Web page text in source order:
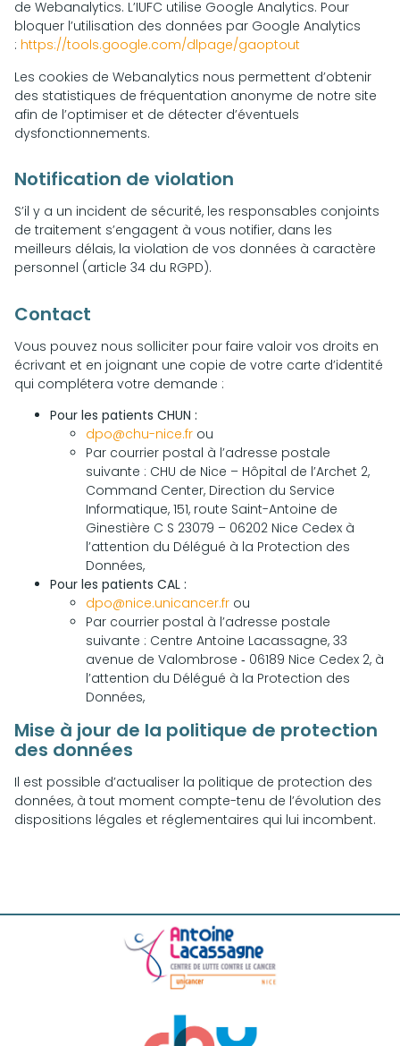
de Webanalytics. L’IUFC utilise Google Analytics. Pour
bloquer l’utilisation des données par Google Analytics
: https://tools.google.com/dlpage/gaoptout
Les cookies de Webanalytics nous permettent d’obtenir
des statistiques de fréquentation anonyme de notre site
afin de l’optimiser et de détecter d’éventuels
dysfonctionnements.
Notification de violation
S’il y a un incident de sécurité, les responsables conjoints
de traitement s’engagent à vous notifier, dans les
meilleurs délais, la violation de vos données à caractère
personnel (article 34 du RGPD).
Contact
Vous pouvez nous solliciter pour faire valoir vos droits en
écrivant et en joignant une copie de votre carte d’identité
qui complétera votre demande :
Pour les patients CHUN :
dpo@chu-nice.frou
Par courrier postal à l’adresse postale
suivante : CHU de Nice – Hôpital de l’Archet 2,
Command Center, Direction du Service
Informatique, 151, route Saint-Antoine de
Ginestière C S 23079 – 06202 Nice Cedex à
l’attention du Délégué à la Protection des
Données,
Pour les patients CAL :
dpo@nice.unicancer.frou
Par courrier postal à l’adresse postale
suivante : Centre Antoine Lacassagne, 33
avenue de Valombrose ‐ 06189 Nice Cedex 2, à
l’attention du Délégué à la Protection des
Données,
Mise à jour de la politique de protection
des données
Il est possible d’actualiser la politique de protection des
données, à tout moment compte-tenu de l’évolution des
dispositions légales et réglementaires qui lui incombent.